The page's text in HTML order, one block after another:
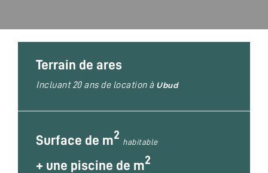
Terrain de ares
Incluant 20 ans de location à Ubud
Surface de m2
habitable
+ une piscine de m2